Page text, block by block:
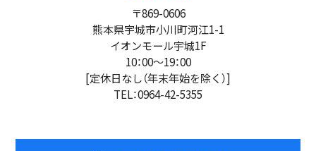
〒869-0606
熊本県宇城市小川町河江1-1
イオンモール宇城1F
10：00～19：00
[定休日なし（年末年始を除く）]
TEL：0964-42-5355